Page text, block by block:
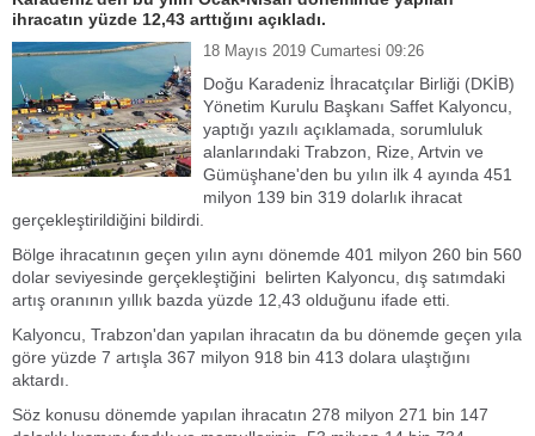
ihracatın yüzde 12,43 arttığını açıkladı.
18 Mayıs 2019 Cumartesi 09:26
Doğu Karadeniz İhracatçılar Birliği (DKİB)
Yönetim Kurulu Başkanı Saffet Kalyoncu,
yaptığı yazılı açıklamada, sorumluluk
alanlarındaki Trabzon, Rize, Artvin ve
Gümüşhane'den bu yılın ilk 4 ayında 451
milyon 139 bin 319 dolarlık ihracat
gerçekleştirildiğini bildirdi.
Bölge ihracatının geçen yılın aynı dönemde 401 milyon 260 bin 560
dolar seviyesinde gerçekleştiğini belirten Kalyoncu, dış satımdaki
artış oranının yıllık bazda yüzde 12,43 olduğunu ifade etti.
Kalyoncu, Trabzon'dan yapılan ihracatın da bu dönemde geçen yıla
göre yüzde 7 artışla 367 milyon 918 bin 413 dolara ulaştığını
aktardı.
Söz konusu dönemde yapılan ihracatın 278 milyon 271 bin 147